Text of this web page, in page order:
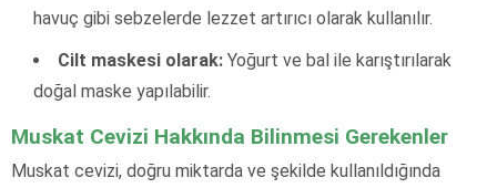
havuç gibi sebzelerde lezzet artırıcı olarak kullanılır.
Cilt maskesi olarak: Yoğurt ve bal ile karıştırılarak
doğal maske yapılabilir.
Muskat Cevizi Hakkında Bilinmesi Gerekenler
Muskat cevizi, doğru miktarda ve şekilde kullanıldığında